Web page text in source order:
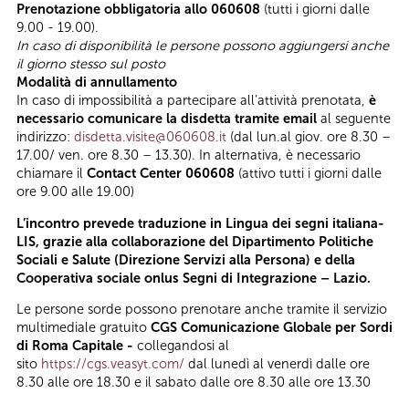
Prenotazione obbligatoria allo 060608 (tutti i giorni dalle
9.00 - 19.00).
In caso di disponibilità le persone possono aggiungersi anche
il giorno stesso sul posto
Modalità di annullamento
In caso di impossibilità a partecipare all’attività prenotata, è
necessario comunicare la disdetta tramite email al seguente
indirizzo: disdetta.visite@060608.it (dal lun.al giov. ore 8.30 –
17.00/ ven. ore 8.30 – 13.30). In alternativa, è necessario
chiamare il Contact Center 060608 (attivo tutti i giorni dalle
ore 9.00 alle 19.00)
L’incontro prevede traduzione in Lingua dei segni italiana-
LIS, grazie alla collaborazione del Dipartimento Politiche
Sociali e Salute (Direzione Servizi alla Persona) e della
Cooperativa sociale onlus Segni di Integrazione – Lazio.
Le persone sorde possono prenotare anche tramite il servizio
multimediale gratuito CGS Comunicazione Globale per Sordi
di Roma Capitale - collegandosi al
sito https://cgs.veasyt.com/ dal lunedì al venerdì dalle ore
8.30 alle ore 18.30 e il sabato dalle ore 8.30 alle ore 13.30